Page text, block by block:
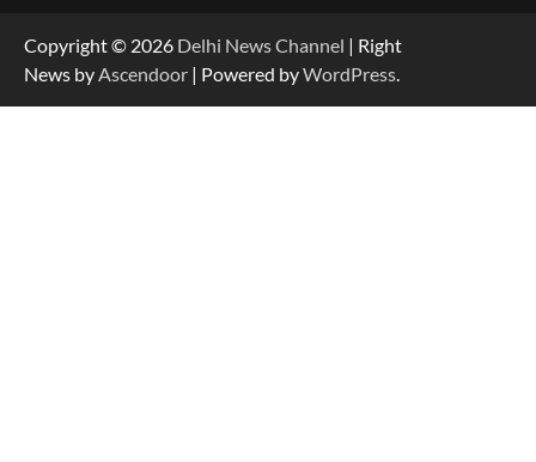
Copyright © 2026 Delhi News Channel | Right
News byAscendoor | Powered byWordPress.